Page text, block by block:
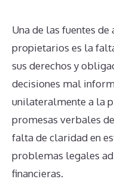
Una de las fuentes
propietarios es la
sus derechos y
decisiones mal
unilateralmente a la
promesas verbales
falta de claridad en
problemas legales
financieras.